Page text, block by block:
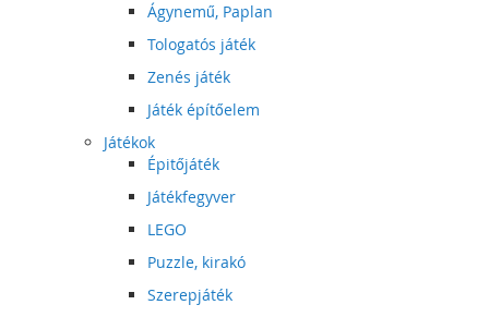
Ágynemű, Paplan
Tologatós játék
Zenés játék
Játék építőelem
Játékok
Épitőjáték
Játékfegyver
LEGO
Puzzle, kirakó
Szerepjáték